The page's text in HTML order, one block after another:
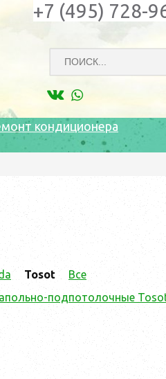
+7 (495) 728-
кондиционера
Tosot
Все
подпотолочные